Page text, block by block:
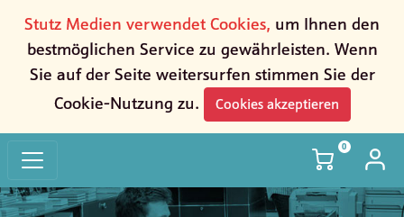
Stutz Medien verwendet Cookies, um Ihnen den
bestmöglichen Service zu gewährleisten. Wenn
Sie auf der Seite weitersurfen stimmen Sie der
Cookie-Nutzung zu.
Cookies akzeptieren
0